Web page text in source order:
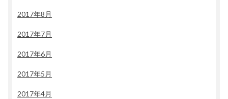
2017年8月
2017年7月
2017年6月
2017年5月
2017年4月